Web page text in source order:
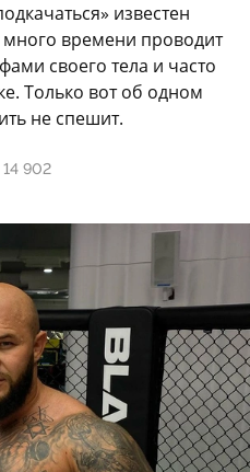
известен
времени проводит
своего тела и часто
Только вот об одном
не спешит.
14 902